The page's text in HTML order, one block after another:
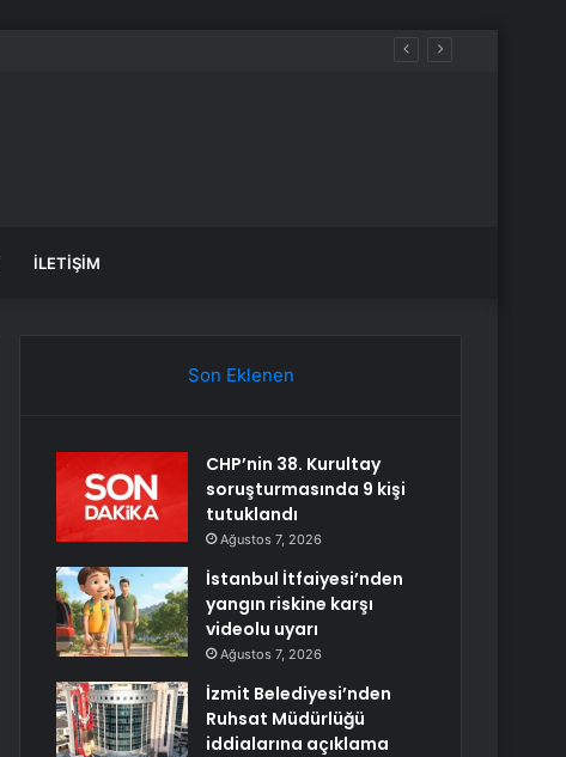
İLETIŞIM
Son Eklenen
CHP’nin 38. Kurultay
soruşturmasında 9 kişi
tutuklandı
Ağustos 7, 2026
İstanbul İtfaiyesi’nden
yangın riskine karşı
videolu uyarı
Ağustos 7, 2026
İzmit Belediyesi’nden
Ruhsat Müdürlüğü
iddialarına açıklama